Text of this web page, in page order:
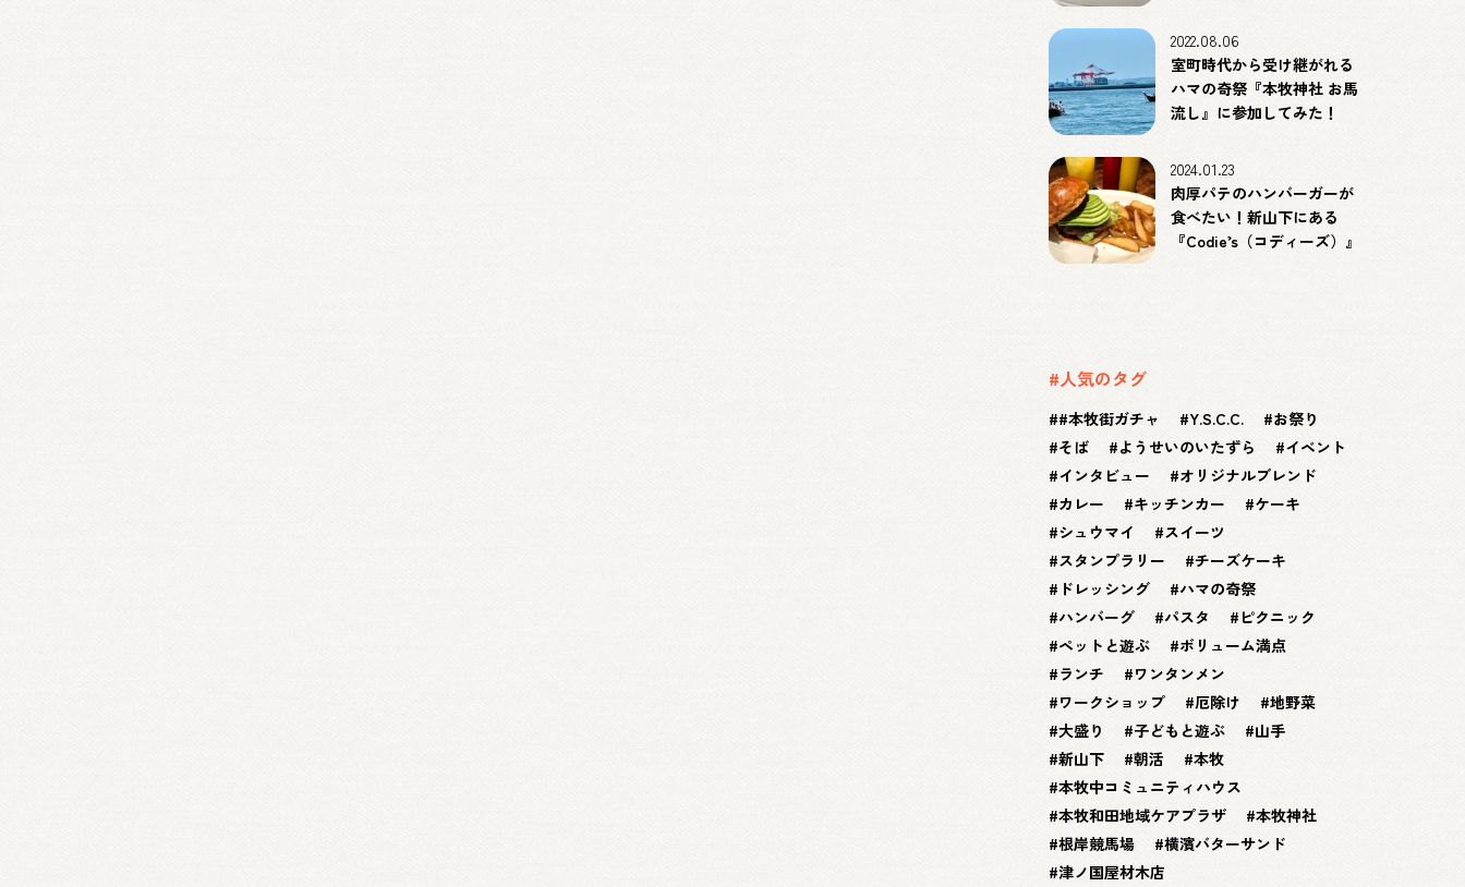
室町時代から受け継がれる
ハマの奇祭『本牧神社 お馬
流し』に参加してみた！
2022.08.06
肉厚パテのハンバーガーが
食べたい！新山下にある
『Codie’s（コディーズ）』
2024.01.23
#人気のタグ
#本牧街ガチャ Y.S.C.C.
お祭り
そば
ようせいのいたずら
イベント
インタビュー
オリジナルブレンド
カレー
キッチンカー
ケーキ
シュウマイ
スイーツ
スタンプラリー
チーズケーキ
ドレッシング
ハマの奇祭
ハンバーグ
パスタ
ピクニック
ペットと遊ぶ
ボリューム満点
ランチ
ワンタンメン
ワークショップ
厄除け
地野菜
大盛り
子どもと遊ぶ
山手
新山下
朝活
本牧
本牧中コミュニティハウス
本牧和田地域ケアプラザ
本牧神社
根岸競馬場
横濱バターサンド
津ノ国屋材木店